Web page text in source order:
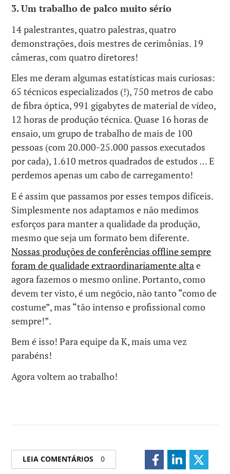
3. Um trabalho de palco muito sério
14 palestrantes, quatro palestras, quatro
demonstrações, dois mestres de cerimônias. 19
câmeras, com quatro diretores!
Eles me deram algumas estatísticas mais curiosas:
65 técnicos especializados (!), 750 metros de cabo
de fibra óptica, 991 gigabytes de material de vídeo,
12 horas de produção técnica. Quase 16 horas de
ensaio, um grupo de trabalho de mais de 100
pessoas (com 20.000-25.000 passos executados
por cada), 1.610 metros quadrados de estudos … E
perdemos apenas um cabo de carregamento!
E é assim que passamos por esses tempos difíceis.
Simplesmente nos adaptamos e não medimos
esforços para manter a qualidade da produção,
mesmo que seja um formato bem diferente.
Nossas produções de conferências offline sempre
foram de qualidade extraordinariamente altae
agora fazemos o mesmo online. Portanto, como
devem ter visto, é um negócio, não tanto “como de
costume”, mas “tão intenso e profissional como
sempre!”.
Bem é isso! Para equipe da K, mais uma vez
parabéns!
Agora voltem ao trabalho!
LEIA COMENTÁRIOS 0